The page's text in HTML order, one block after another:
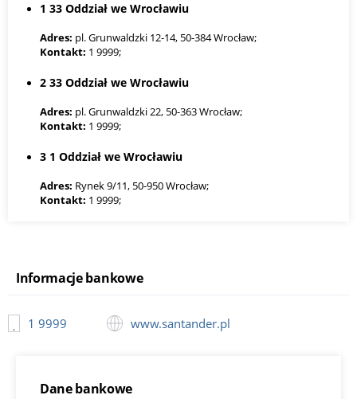
1 33 Oddział we Wrocławiu
Adres: pl. Grunwaldzki 12-14, 50-384 Wrocław;
Kontakt: 1 9999;
2 33 Oddział we Wrocławiu
Adres: pl. Grunwaldzki 22, 50-363 Wrocław;
Kontakt: 1 9999;
3 1 Oddział we Wrocławiu
Adres: Rynek 9/11, 50-950 Wrocław;
Kontakt: 1 9999;
Kontakt: 1 9999;
ul. Bolesława Krzywoustego 314/316, 51-312 Wrocław;
Informacje bankowe
1 9999 www.santander.pl
Dane bankowe